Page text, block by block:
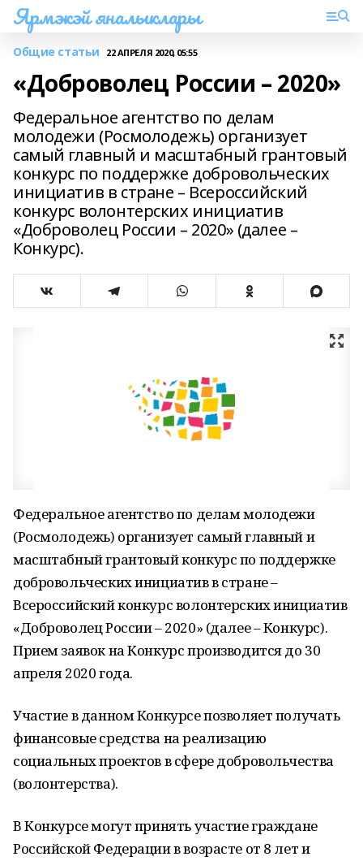
Ярмэкэй яналыклары
Общие статьи 22 АПРЕЛЯ 2020, 05:55
«Доброволец России – 2020»
Федеральное агентство по делам
молодежи (Росмолодежь) организует
самый главный и масштабный грантовый
конкурс по поддержке добровольческих
инициатив в стране – Всероссийский
конкурс волонтерских инициатив
«Доброволец России – 2020» (далее –
Конкурс).
Федеральное агентство по делам молодежи
(Росмолодежь) организует самый главный и
масштабный грантовый конкурс по поддержке
добровольческих инициатив в стране –
Всероссийский конкурс волонтерских инициатив
«Доброволец России – 2020» (далее – Конкурс).
Прием заявок на Конкурс производится до 30
апреля 2020 года.
Участие в данном Конкурсе позволяет получать
финансовые средства на реализацию
социальных проектов в сфере добровольчества
(волонтерства).
В Конкурсе могут принять участие граждане
Российской Федерации в возрасте от 8 лет и